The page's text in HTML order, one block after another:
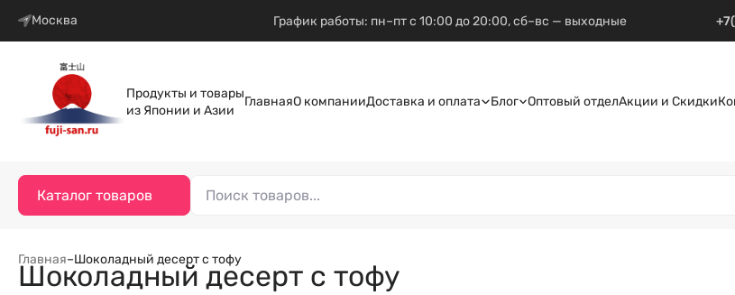
Москва График работы: пн–пт с 10:00 до 20:00, сб–вс — выходные
Продукты и товары
из Японии и Азии
ГлавнаяО компанииДоставка и оплата Блог Оптовый отделАкции и Скидки
Каталог товаров
Главная–Шоколадный десерт с тофу
Шоколадный десерт с тофу